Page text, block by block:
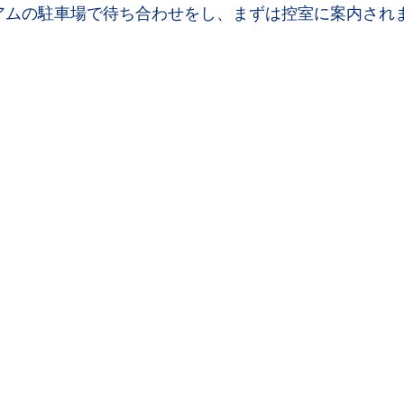
ムの駐車場で待ち合わせをし、まずは控室に案内され